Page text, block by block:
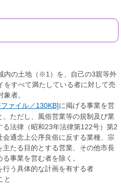
内の土地（※1）を、自己の3親等外
をすべて満たしている者に対して売
者。
ァイル／130KB]に掲げる事業を営
。ただし、風俗営業等の規制及び業
る法律（昭和23年法律第122号）第2
会通念上公序良俗に反する業種、宗
主たる目的とする営業、その他市長
事業を営む者を除く。
う具体的な計画を有する者
と